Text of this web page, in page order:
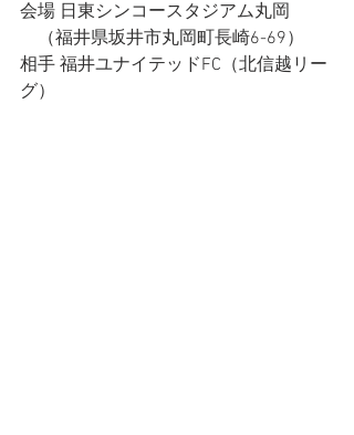
会場 日東シンコースタジアム丸岡
（福井県坂井市丸岡町長崎6-69）
相手 福井ユナイテッドFC（北信越リー
グ）